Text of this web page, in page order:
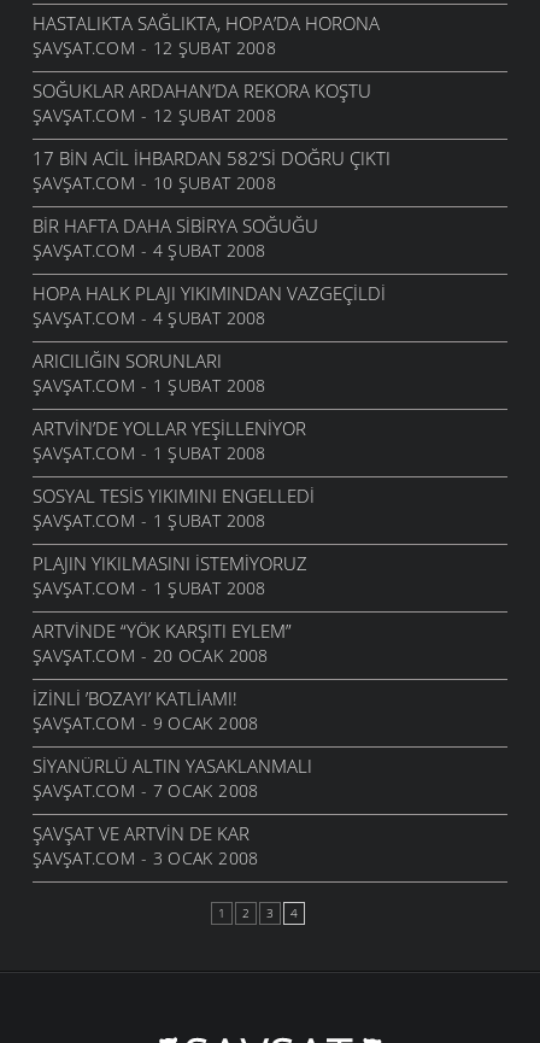
HASTALIKTA SAĞLIKTA, HOPA’DA HORONA
ŞAVŞAT.COM - 12 ŞUBAT 2008
SOĞUKLAR ARDAHAN’DA REKORA KOŞTU
ŞAVŞAT.COM - 12 ŞUBAT 2008
17 BIN ACIL IHBARDAN 582’SI DOĞRU ÇIKTI
ŞAVŞAT.COM - 10 ŞUBAT 2008
BIR HAFTA DAHA SIBIRYA SOĞUĞU
ŞAVŞAT.COM - 4 ŞUBAT 2008
HOPA HALK PLAJI YIKIMINDAN VAZGEÇILDI
ŞAVŞAT.COM - 4 ŞUBAT 2008
ARICILIĞIN SORUNLARI
ŞAVŞAT.COM - 1 ŞUBAT 2008
ARTVIN’DE YOLLAR YEŞILLENIYOR
ŞAVŞAT.COM - 1 ŞUBAT 2008
SOSYAL TESIS YIKIMINI ENGELLEDI
ŞAVŞAT.COM - 1 ŞUBAT 2008
PLAJIN YIKILMASINI ISTEMIYORUZ
ŞAVŞAT.COM - 1 ŞUBAT 2008
ARTVINDE “YÖK KARŞITI EYLEM”
ŞAVŞAT.COM - 20 OCAK 2008
İZINLI ’BOZAYI’ KATLIAMI!
ŞAVŞAT.COM - 9 OCAK 2008
SIYANÜRLÜ ALTIN YASAKLANMALI
ŞAVŞAT.COM - 7 OCAK 2008
ŞAVŞAT VE ARTVIN DE KAR
ŞAVŞAT.COM - 3 OCAK 2008
1 2 3 4